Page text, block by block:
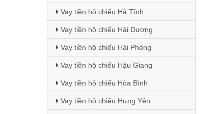
Vay tiền hộ chiếu Hà Tĩnh
Vay tiền hộ chiếu Hải Dương
Vay tiền hộ chiếu Hải Phòng
Vay tiền hộ chiếu Hậu Giang
Vay tiền hộ chiếu Hòa Bình
Vay tiền hộ chiếu Hưng Yên